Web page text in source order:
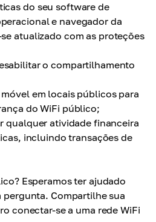
do seu software de
e navegador da
atualizado com as proteções
o compartilhamento
em locais públicos para
do WiFi público;
qualquer atividade financeira
incluindo transações de
Esperamos ter ajudado
pergunta. Compartilhe sua
conectar-se a uma rede WiFi